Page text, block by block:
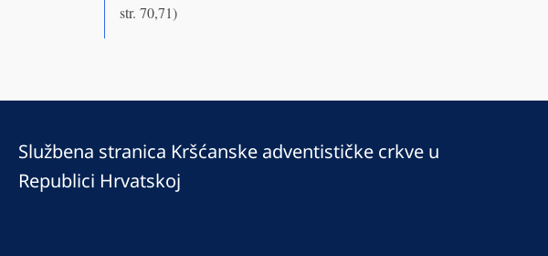
str. 70,71)
Službena stranica Kršćanske adventističke crkve u
Republici Hrvatskoj